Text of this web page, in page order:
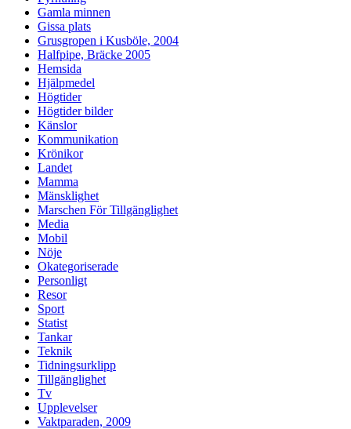
Gamla minnen
Gissa plats
Grusgropen i Kusböle, 2004
Halfpipe, Bräcke 2005
Hemsida
Hjälpmedel
Högtider
Högtider bilder
Känslor
Kommunikation
Krönikor
Landet
Mamma
Mänsklighet
Marschen För Tillgänglighet
Media
Mobil
Nöje
Okategoriserade
Personligt
Resor
Sport
Statist
Tankar
Teknik
Tidningsurklipp
Tillgänglighet
Tv
Upplevelser
Vaktparaden, 2009